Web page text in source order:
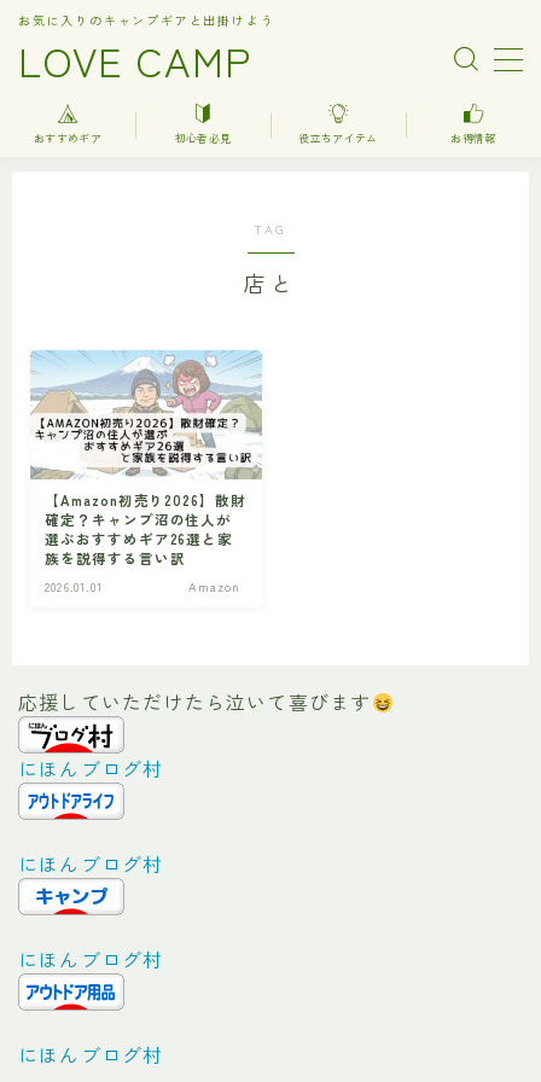
LOVE CAMP
お気に入りのキャンプギアと出掛けよう
調理器具関連（kitchenware）
車中泊
お得情報
楽天お得情報
ビギナー 初心者の方へ
おすすめギア 初心者必見 役立ちアイテム お得情報
TAG
店と
【Amazon初売り2026】散財
確定？キャンプ沼の住人が
選ぶおすすめギア26選と家
族を説得する言い訳
2026.01.01 Amazon
応援していただけたら泣いて喜びます
にほんブログ村
にほんブログ村
にほんブログ村
にほんブログ村